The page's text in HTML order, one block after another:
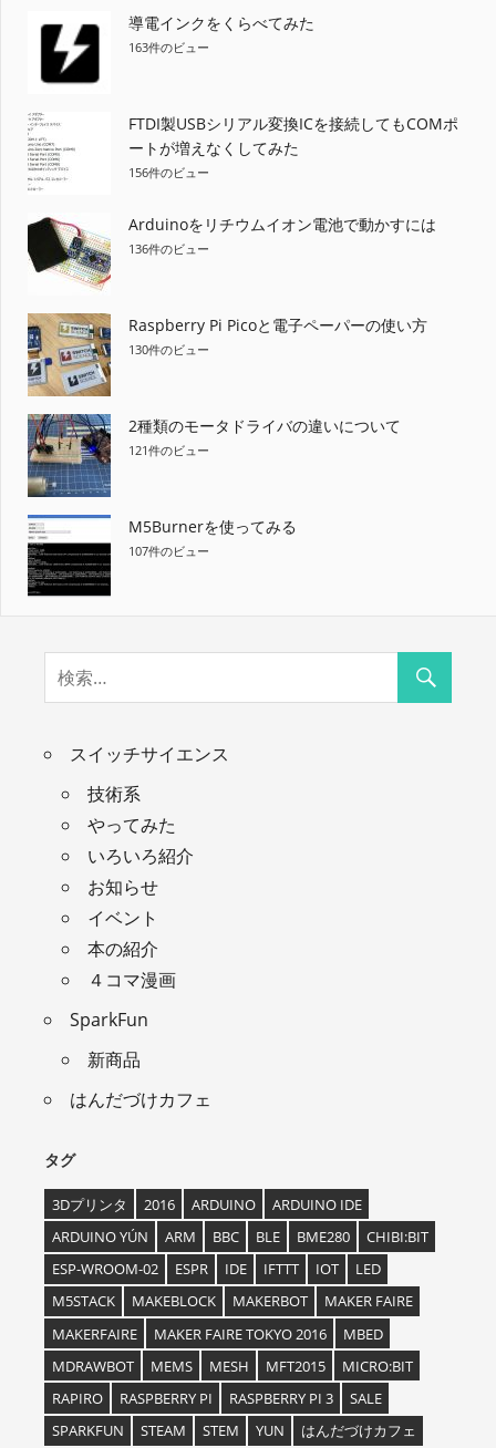
導電インクをくらべてみた
163件のビュー
FTDI製USBシリアル変換ICを接続してもCOMポ
ートが増えなくしてみた
156件のビュー
Arduinoをリチウムイオン電池で動かすには
136件のビュー
Raspberry Pi Picoと電子ペーパーの使い方
130件のビュー
2種類のモータドライバの違いについて
121件のビュー
M5Burnerを使ってみる
107件のビュー
スイッチサイエンス
技術系
やってみた
いろいろ紹介
お知らせ
イベント
本の紹介
４コマ漫画
SparkFun
新商品
はんだづけカフェ
タグ
3Dプリンタ 2016 ARDUINO
ARDUINO IDE
ARDUINO YÚN
ARM BBC BLE BME280
CHIBI:BIT
ESP-WROOM-02
ESPR IDE IFTTT IOT
LED
M5STACK
MAKEBLOCK MAKERBOT
MAKER FAIRE
MAKERFAIRE
MAKER FAIRE TOKYO 2016
MBED
MDRAWBOT
MEMS MESH MFT2015
MICRO:BIT
RAPIRO
RASPBERRY PI RASPBERRY PI 3
SALE
SPARKFUN
STEAM STEM YUN はんだづけカフェ